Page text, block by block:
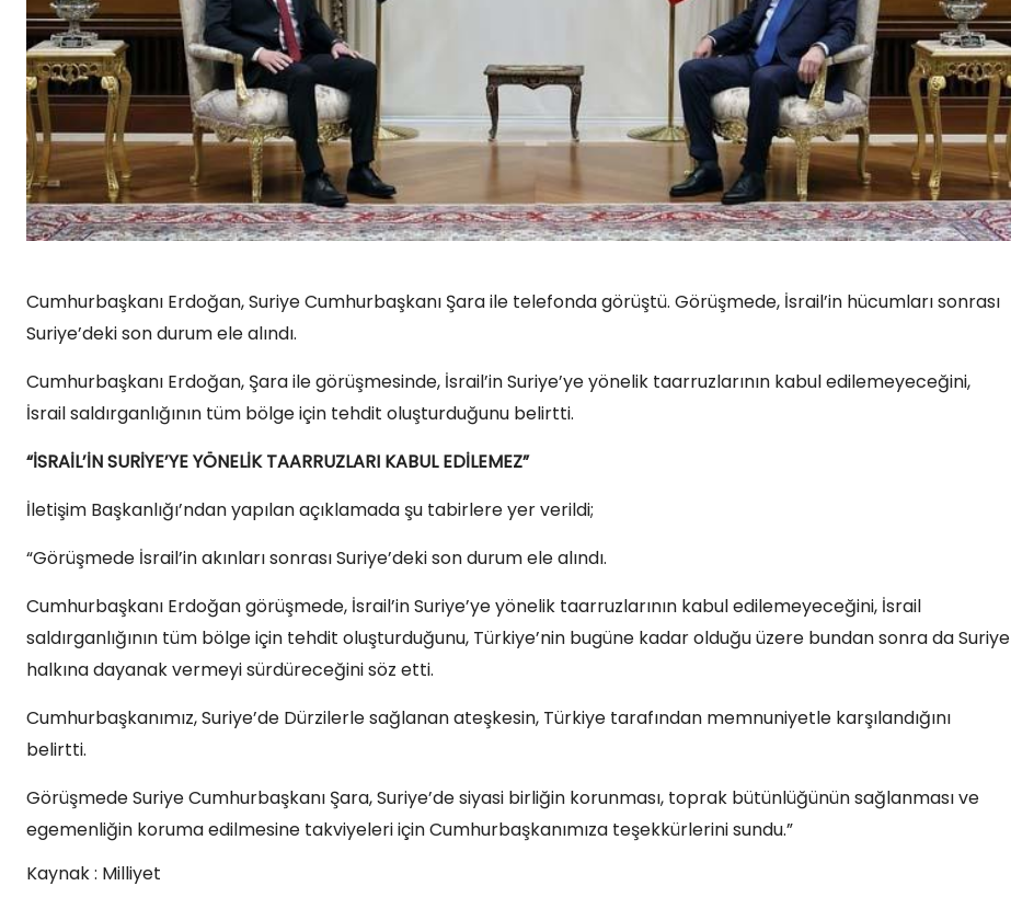
Cumhurbaşkanı Erdoğan, Suriye Cumhurbaşkanı Şara ile telefonda görüştü. Görüşmede, İsrail’in hücumları sonrası
Suriye’deki son durum ele alındı.
Cumhurbaşkanı Erdoğan, Şara ile görüşmesinde, İsrail’in Suriye’ye yönelik taarruzlarının kabul edilemeyeceğini,
İsrail saldırganlığının tüm bölge için tehdit oluşturduğunu belirtti.
“İSRAİL’İN SURİYE’YE YÖNELİK TAARRUZLARI KABUL EDİLEMEZ”
İletişim Başkanlığı’ndan yapılan açıklamada şu tabirlere yer verildi;
“Görüşmede İsrail’in akınları sonrası Suriye’deki son durum ele alındı.
Cumhurbaşkanı Erdoğan görüşmede, İsrail’in Suriye’ye yönelik taarruzlarının kabul edilemeyeceğini, İsrail
saldırganlığının tüm bölge için tehdit oluşturduğunu, Türkiye’nin bugüne kadar olduğu üzere bundan sonra da Suriye
halkına dayanak vermeyi sürdüreceğini söz etti.
Cumhurbaşkanımız, Suriye’de Dürzilerle sağlanan ateşkesin, Türkiye tarafından memnuniyetle karşılandığını
belirtti.
Görüşmede Suriye Cumhurbaşkanı Şara, Suriye’de siyasi birliğin korunması, toprak bütünlüğünün sağlanması ve
egemenliğin koruma edilmesine takviyeleri için Cumhurbaşkanımıza teşekkürlerini sundu.”
Kaynak : Milliyet